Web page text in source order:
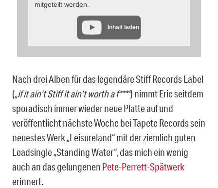
mitgeteilt werden.
Inhalt laden
Nach drei Alben für das legendäre Stiff Records Label
(„if it ain’t Stiff it ain’t worth a f***“) nimmt Eric seitdem
sporadisch immer wieder neue Platte auf und
veröffentlicht nächste Woche bei Tapete Records sein
neuestes Werk „Leisureland“ mit der ziemlich guten
Leadsingle „Standing Water“, das mich ein wenig
auch an das gelungenen Pete-Perrett-Spätwerk
erinnert.